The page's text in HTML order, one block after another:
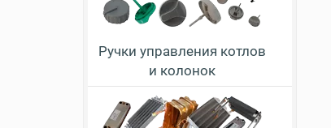
Ручки управления котлов
и колонок